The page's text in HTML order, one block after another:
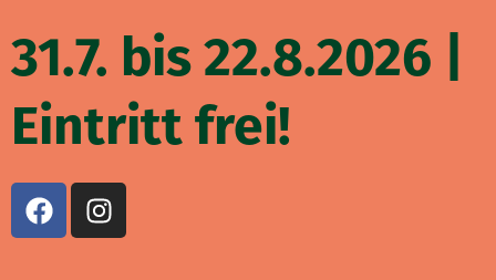
31.7. bis 22.8.2026 |
Eintritt frei!
F
a
I
n